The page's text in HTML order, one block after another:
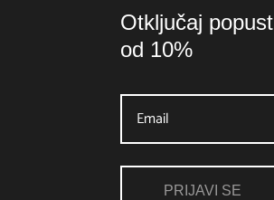
Otključaj popust
od 10%
PRIJAVI SE